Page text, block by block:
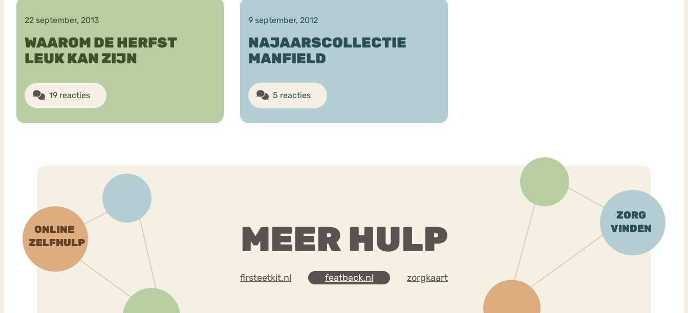
22 september, 2013
WAAROM DE HERFST
LEUK KAN ZIJN
19 reacties
9 september, 2012
NAJAARSCOLLECTIE
MANFIELD
5 reacties
MEER HULP
firsteetkit.nl featback.nl zorgkaart